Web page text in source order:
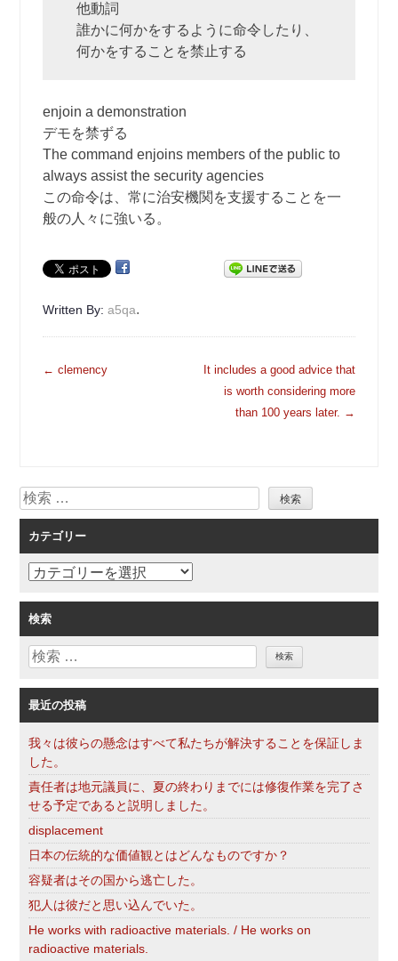
他動詞
誰かに何かをするように命令したり、
何かをすることを禁止する
enjoin a demonstration
デモを禁ずる
The command enjoins members of the public to
always assist the security agencies
この命令は、常に治安機関を支援することを一
般の人々に強いる。
Written By:a5qa.
投
シ
ョ
ン
← clemency
It includes a good advice that
is worth considering more
than 100 years later. →
検
索
カテゴリー
カ
ゴ
リ
ー
検索
検
最近の投稿
我々は彼らの懸念はすべて私たちが解決することを保証しま
した。
責任者は地元議員に、夏の終わりまでには修復作業を完了さ
せる予定であると説明しました。
displacement
日本の伝統的な価値観とはどんなものですか？
容疑者はその国から逃亡した。
犯人は彼だと思い込んでいた。
He works with radioactive materials. / He works on
radioactive materials.